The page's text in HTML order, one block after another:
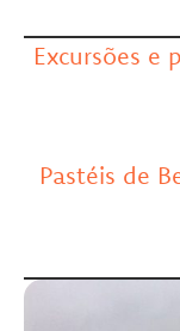
Excursões e
Pastéis de